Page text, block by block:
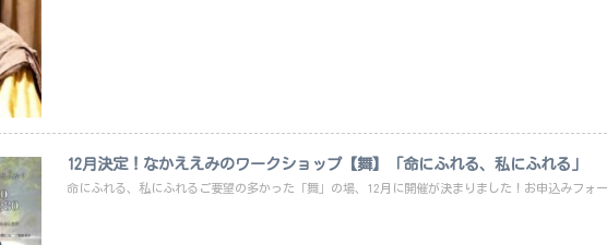
12月決定！なかええみのワークショップ【舞】「命にふれる、私にふれる」
命にふれる、私にふれるご要望の多かった「舞」の場、12月に開催が決まりました！お申込みフォ